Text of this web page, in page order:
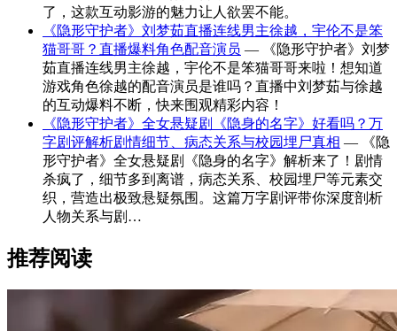
了，这款互动影游的魅力让人欲罢不能。
《隐形守护者》刘梦茹直播连线男主徐越，宇伦不是笨
猫哥哥？直播爆料角色配音演员 — 《隐形守护者》刘梦
茹直播连线男主徐越，宇伦不是笨猫哥哥来啦！想知道
游戏角色徐越的配音演员是谁吗？直播中刘梦茹与徐越
的互动爆料不断，快来围观精彩内容！
《隐形守护者》全女悬疑剧《隐身的名字》好看吗？万
字剧评解析剧情细节、病态关系与校园埋尸真相 — 《隐
形守护者》全女悬疑剧《隐身的名字》解析来了！剧情
杀疯了，细节多到离谱，病态关系、校园埋尸等元素交
织，营造出极致悬疑氛围。这篇万字剧评带你深度剖析
人物关系与剧…
推荐阅读